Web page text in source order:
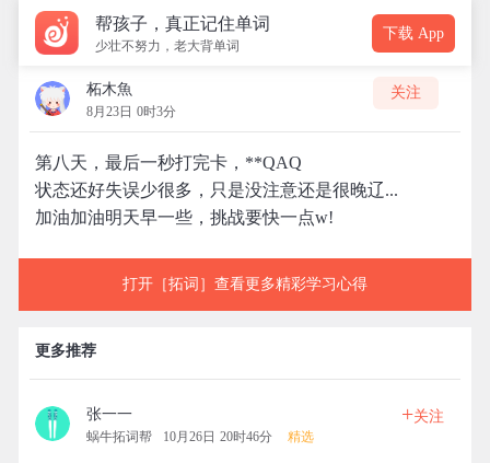
帮孩子，真正记住单词
少壮不努力，老大背单词
下载 App
柘木魚
8月23日 0时3分
关注
第八天，最后一秒打完卡，**QAQ
状态还好失误少很多，只是没注意还是很晚辽...
加油加油明天早一些，挑战要快一点w!
打开［拓词］查看更多精彩学习心得
更多推荐
张一一
蜗牛拓词帮 10月26日 20时46分 精选
+关注